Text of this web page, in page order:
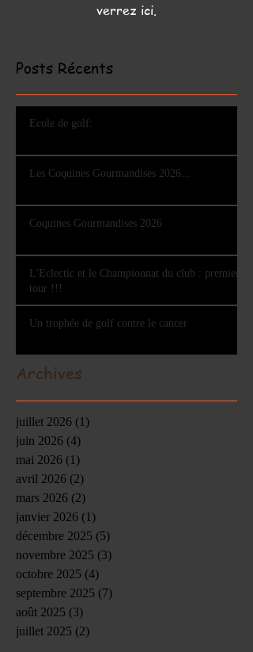
verrez ici.
Posts Récents
Ecole de golf:
Les Coquines Gourmandises 2026...
Coquines Gourmandises 2026
L'Eclectic et le Championnat du club : premier
tour !!!
Un trophée de golf contre le cancer
Archives
juillet 2026 (1)
juin 2026 (4)
mai 2026 (1)
avril 2026 (2)
mars 2026 (2)
janvier 2026 (1)
décembre 2025 (5)
novembre 2025 (3)
octobre 2025 (4)
septembre 2025 (7)
août 2025 (3)
juillet 2025 (2)